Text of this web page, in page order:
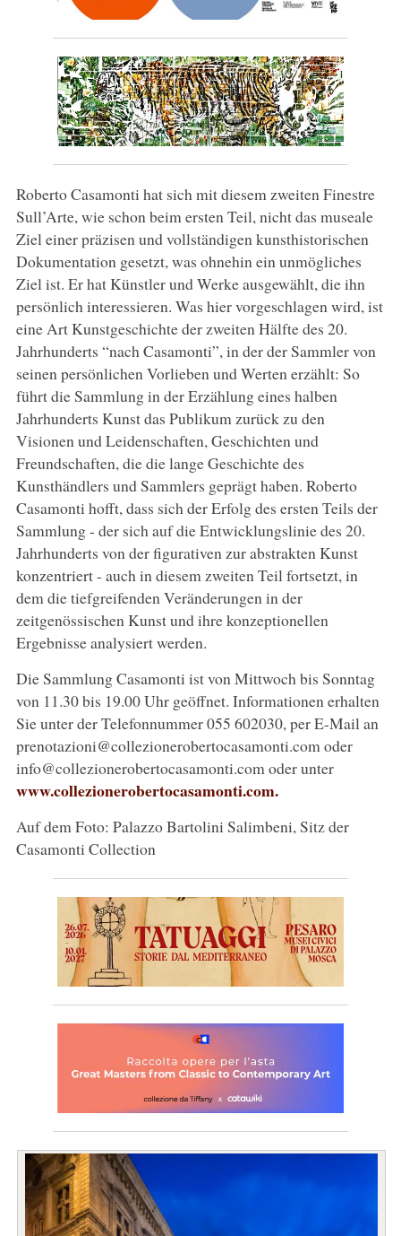
Roberto Casamonti hat sich mit diesem zweiten Finestre
Sull’Arte, wie schon beim ersten Teil, nicht das museale
Ziel einer präzisen und vollständigen kunsthistorischen
Dokumentation gesetzt, was ohnehin ein unmögliches
Ziel ist. Er hat Künstler und Werke ausgewählt, die ihn
persönlich interessieren. Was hier vorgeschlagen wird, ist
eine Art Kunstgeschichte der zweiten Hälfte des 20.
Jahrhunderts “nach Casamonti”, in der der Sammler von
seinen persönlichen Vorlieben und Werten erzählt: So
führt die Sammlung in der Erzählung eines halben
Jahrhunderts Kunst das Publikum zurück zu den
Visionen und Leidenschaften, Geschichten und
Freundschaften, die die lange Geschichte des
Kunsthändlers und Sammlers geprägt haben. Roberto
Casamonti hofft, dass sich der Erfolg des ersten Teils der
Sammlung - der sich auf die Entwicklungslinie des 20.
Jahrhunderts von der figurativen zur abstrakten Kunst
konzentriert - auch in diesem zweiten Teil fortsetzt, in
dem die tiefgreifenden Veränderungen in der
zeitgenössischen Kunst und ihre konzeptionellen
Ergebnisse analysiert werden.
Die Sammlung Casamonti ist von Mittwoch bis Sonntag
von 11.30 bis 19.00 Uhr geöffnet. Informationen erhalten
Sie unter der Telefonnummer 055 602030, per E-Mail an
prenotazioni@collezionerobertocasamonti.com oder
info@collezionerobertocasamonti.com oder unter
www.collezionerobertocasamonti.com.
Auf dem Foto: Palazzo Bartolini Salimbeni, Sitz der
Casamonti Collection